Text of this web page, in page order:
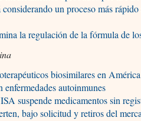
un proceso más
la regulación de la fórmula de
biosimilares en
enfermedades autoinmunes
suspende medicamentos sin
bajo solicitud y retiros del